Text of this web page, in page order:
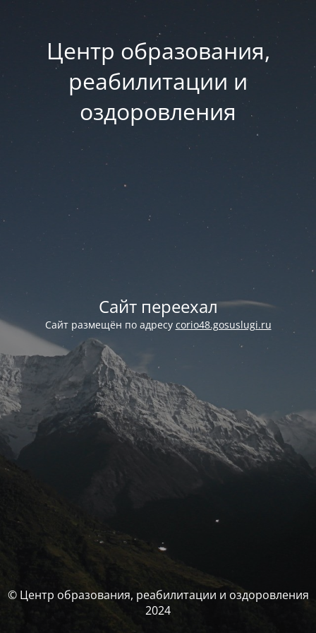
Центр образования,
реабилитации и
оздоровления
Сайт переехал
Сайт размещён по адресу corio48.gosuslugi.ru
© Центр образования, реабилитации и оздоровления
2024